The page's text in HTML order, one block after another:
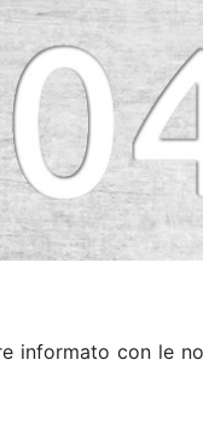
informato con le